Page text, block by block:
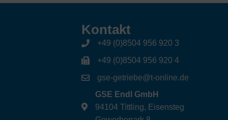
Kontakt
+49 (0)8504 956 920 3
+49 (0)8504 956 920 4
gse-getriebe@t-online.de
GSE Endl GmbH
94104 Tittling, Eisensteg